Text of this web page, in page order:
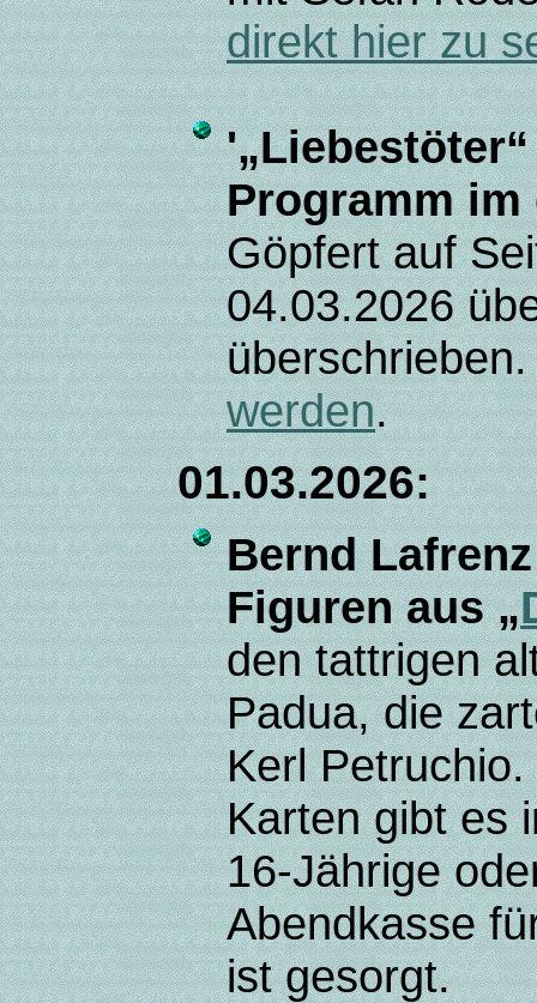
direkt hier zu
Programm
Göpfert auf
04.03.2026
werden.
01.03.2026:
Bernd
Figuren aus „
den tattrigen
Padua, die
Kerl
Karten gibt es
16-Jährige
Abendkasse
ist gesorgt.